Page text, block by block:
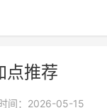
点推荐
间：2026-05-15